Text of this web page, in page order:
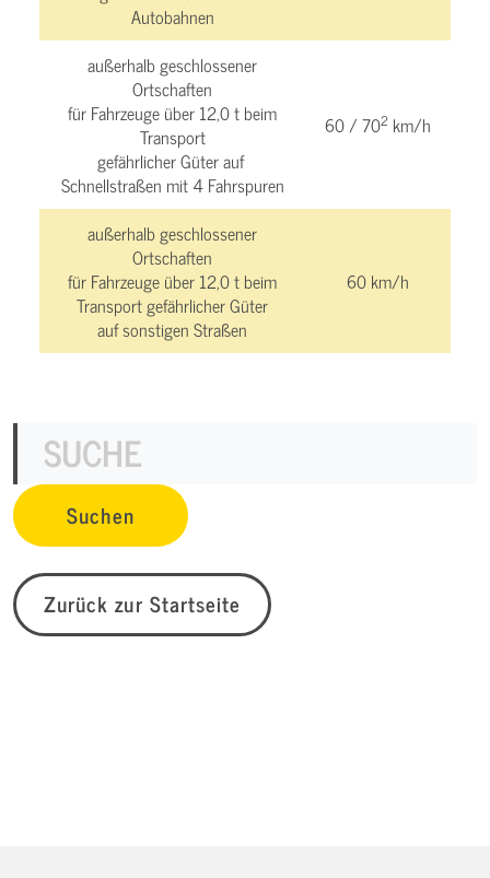
Autobahnen
außerhalb geschlossener
Ortschaften
für Fahrzeuge über 12,0 t beim
Transport
gefährlicher Güter auf
Schnellstraßen mit 4 Fahrspuren
60 / 702 km/h
außerhalb geschlossener
Ortschaften
für Fahrzeuge über 12,0 t beim
Transport gefährlicher Güter
auf sonstigen Straßen
60 km/h
Zurück zur Startseite